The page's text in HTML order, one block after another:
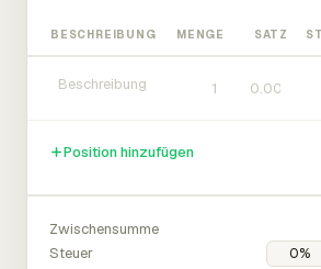
BESCHREIBUNG MENGE SATZ
Position hinzufügen
Zwischensumme
Steuer